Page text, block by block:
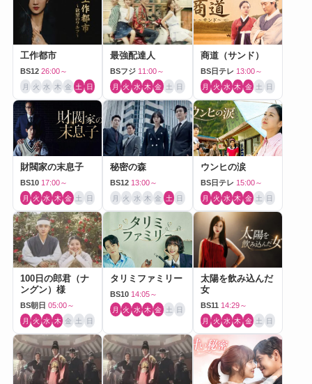
工作都市
BS12 26:00～
月 火 水 木 金 土 日
最強配達人
BSフジ 11:00～
月 火 水 木 金 土 日
商道（サンド）
BS日テレ 13:00～
月 火 水 木 金 土 日
財閥家の末息子
BS10 17:00～
月 火 水 木 金 土 日
秘密の森
BS12 13:00～
月 火 水 木 金 土 日
ウンヒの涙
BS日テレ 15:00～
月 火 水 木 金 土 日
100日の郎君（ナ
ングン）様
BS朝日 05:00～
月 火 水 木 金 土 日
タリミファミリー
BS10 14:05～
月 火 水 木 金 土 日
太陽を飲み込んだ
女
BS11 14:29～
月 火 水 木 金 土 日